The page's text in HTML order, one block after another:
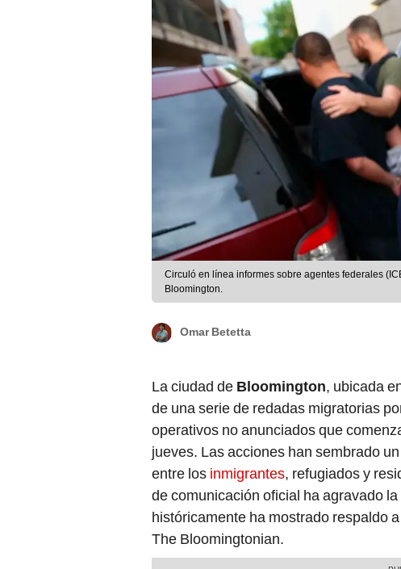
Circuló en línea informes sobre agentes federales
Bloomington.
Omar Betetta
La ciudad de Bloomington, ubicada
de una serie de redadas migratorias
operativos no anunciados que
jueves. Las acciones han sembrado
entre los inmigrantes, refugiados y
de comunicación oficial ha agravado
históricamente ha mostrado respaldo
The Bloomingtonian.